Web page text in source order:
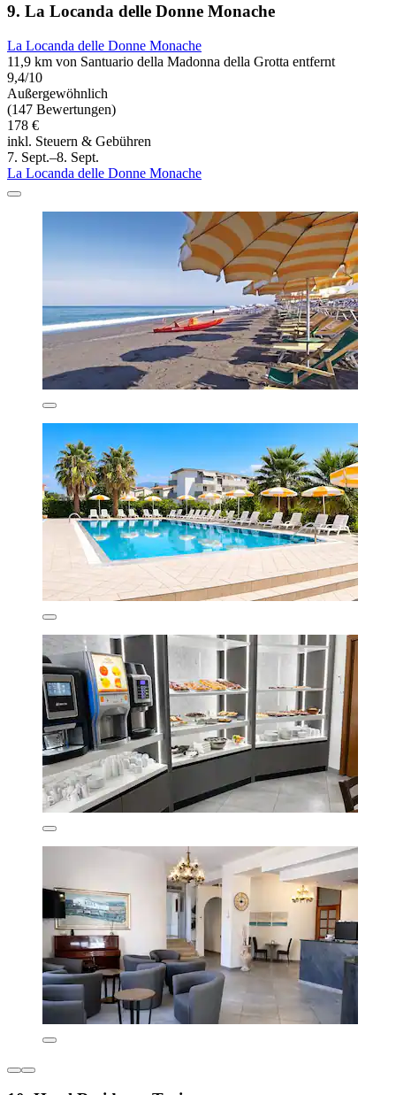
9. La Locanda delle Donne Monache
La Locanda delle Donne Monache
11,9 km von Santuario della Madonna della Grotta entfernt
9,4/10
Außergewöhnlich
(147 Bewertungen)
178 €
inkl. Steuern & Gebühren
7. Sept.–8. Sept.
La Locanda delle Donne Monache